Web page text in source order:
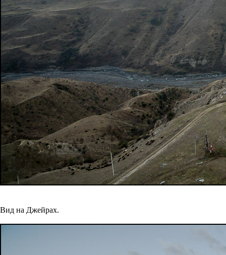
Вид на Джейрах.